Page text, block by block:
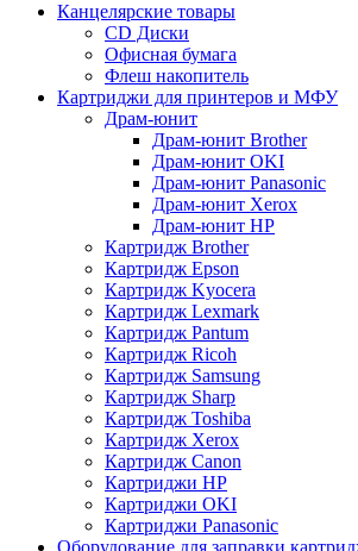
Канцелярские товары
CD Диски
Офисная бумага
Флеш накопитель
Картриджи для принтеров и МФУ
Драм-юнит
Драм-юнит Brother
Драм-юнит OKI
Драм-юнит Panasonic
Драм-юнит Xerox
Драм-юнит НР
Картридж Brother
Картридж Epson
Картридж Kyocera
Картридж Lexmark
Картридж Pantum
Картридж Ricoh
Картридж Samsung
Картридж Sharp
Картридж Toshiba
Картридж Xerox
Картридж Сanon
Картриджи HP
Картриджи OKI
Картриджи Panasonic